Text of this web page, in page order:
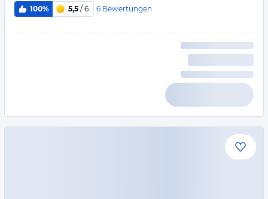
100% 5,5 / 6 6 Bewertungen